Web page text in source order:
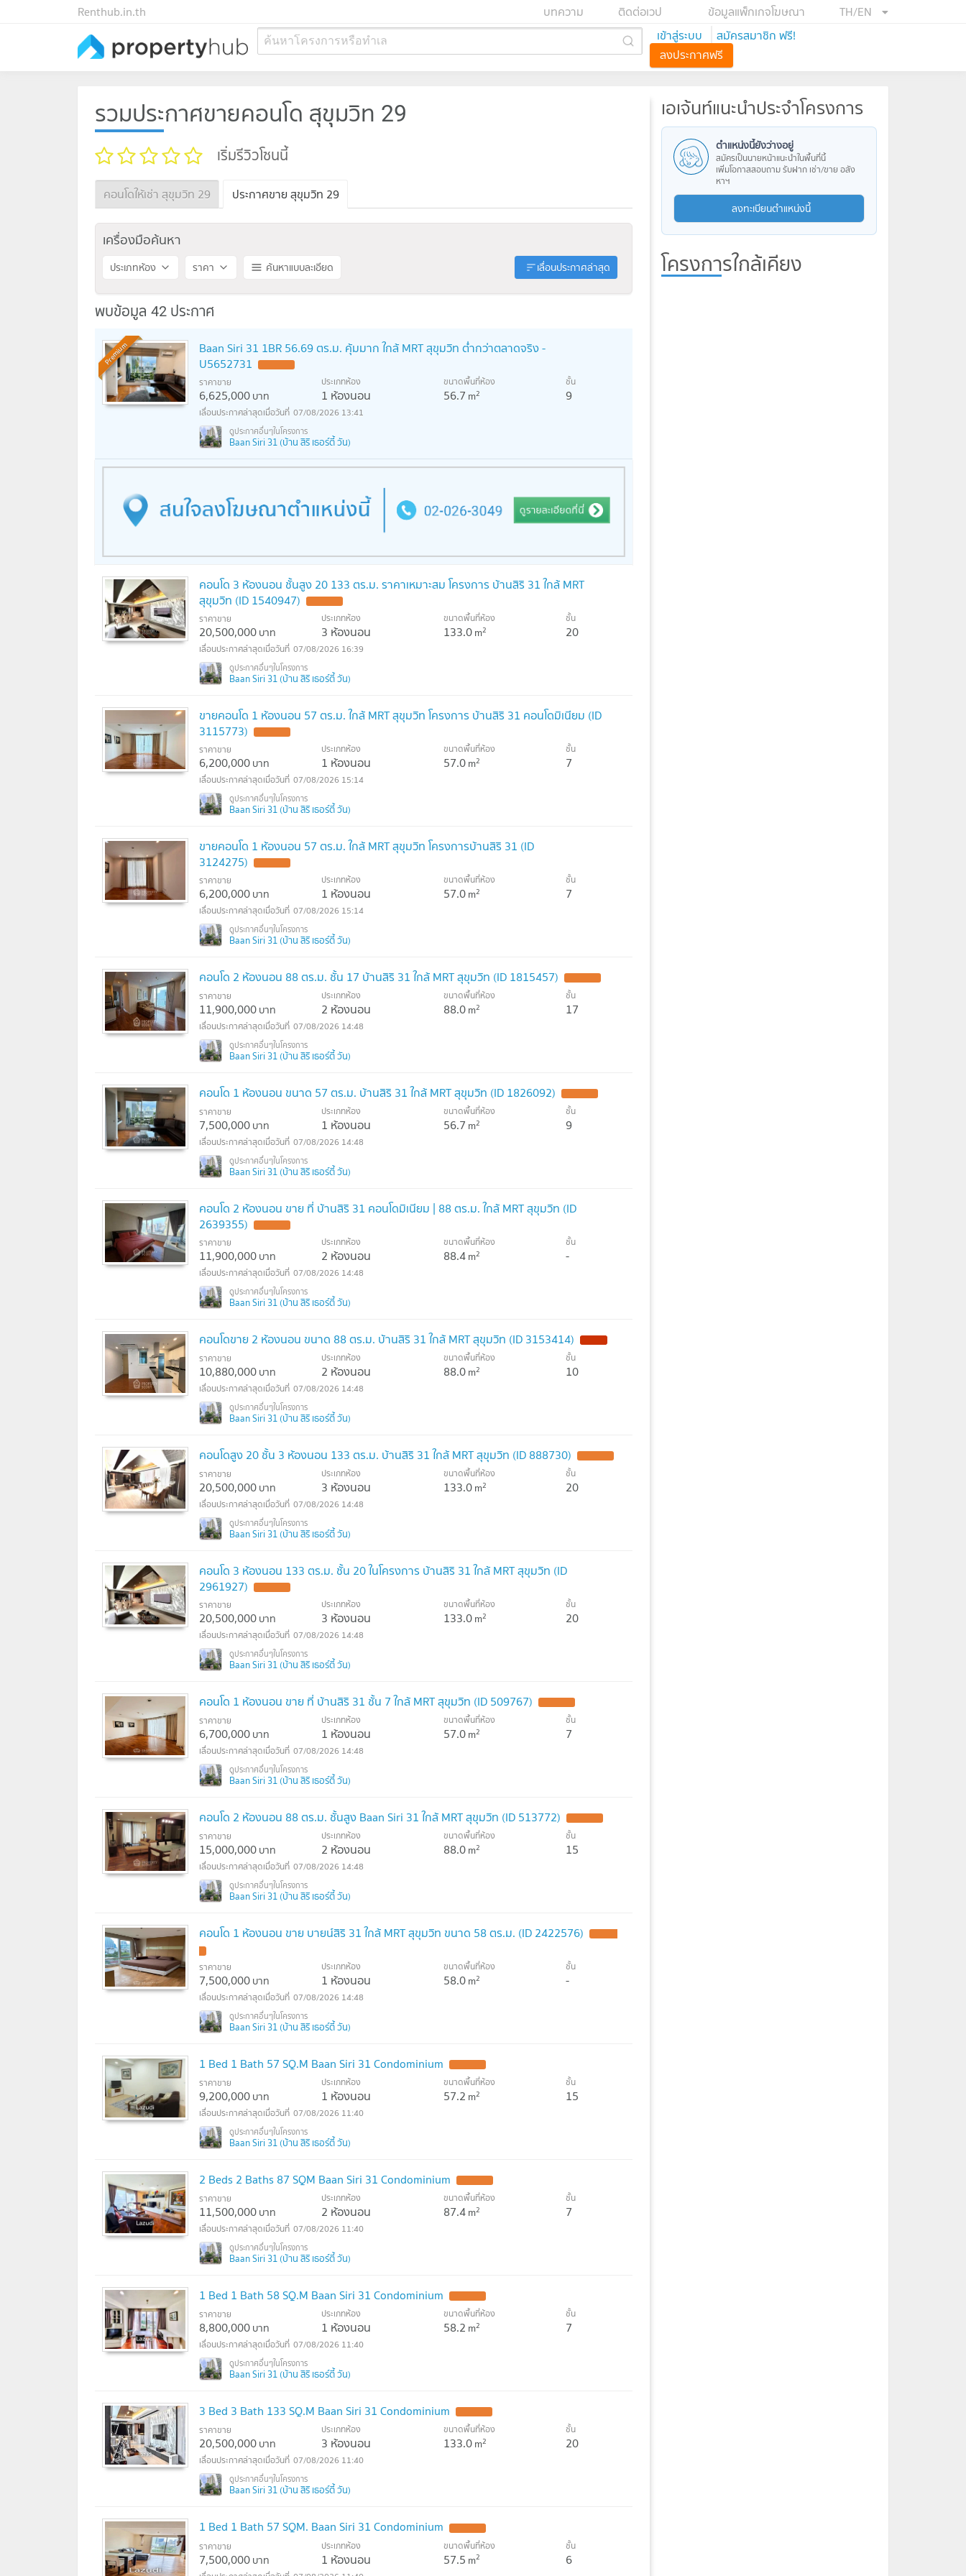
TH/EN
ข้อมูลแพ็กเกจโฆษณา
ติดต่อเวป
บทความ
Renthub.in.th
ค้นหาโครงการหรือทำเล เข้าสู่ระบบ
สมัครสมาชิก ฟรี!
ลงประกาศฟรี
รวมประกาศขายคอนโด สุขุมวิท 29
เริ่มรีวิวโซนนี้
คอนโดให้เช่า สุขุมวิท 29 ประกาศขาย สุขุมวิท 29
เครื่องมือค้นหา
ประเภทห้อง ราคา ค้นหาแบบละเอียด เลื่อนประกาศล่าสุด
พบข้อมูล 42 ประกาศ
Premium
Baan Siri 31 1BR 56.69 ตร.ม. คุ้มมาก ใกล้ MRT สุขุมวิท ต่ำกว่าตลาดจริง -
U5652731
ราคาขาย
6,625,000บาท
ประเภทห้อง
1 ห้องนอน
ขนาดพื้นที่ห้อง
56.7 m2
ชั้น
9
07/08/2026 13:41
Baan Siri 31 (บ้าน สิริ เธอร์ตี้ วัน)
คอนโด 3 ห้องนอน ชั้นสูง 20 133 ตร.ม. ราคาเหมาะสม โครงการ บ้านสิริ 31 ใกล้ MRT
สุขุมวิท (ID 1540947)
ราคาขาย
20,500,000บาท
ประเภทห้อง
3 ห้องนอน
ขนาดพื้นที่ห้อง
133.0m2
ชั้น
20
07/08/2026 16:39
Baan Siri 31 (บ้าน สิริ เธอร์ตี้ วัน)
ขายคอนโด 1 ห้องนอน 57 ตร.ม. ใกล้ MRT สุขุมวิท โครงการ บ้านสิริ 31 คอนโดมิเนียม (ID
3115773)
ราคาขาย
6,200,000บาท
ประเภทห้อง
1 ห้องนอน
ขนาดพื้นที่ห้อง
57.0m2
ชั้น
7
07/08/2026 15:14
Baan Siri 31 (บ้าน สิริ เธอร์ตี้ วัน)
ขายคอนโด 1 ห้องนอน 57 ตร.ม. ใกล้ MRT สุขุมวิท โครงการบ้านสิริ 31 (ID
3124275)
ราคาขาย
6,200,000บาท
ประเภทห้อง
1 ห้องนอน
ขนาดพื้นที่ห้อง
57.0m2
ชั้น
7
07/08/2026 15:14
Baan Siri 31 (บ้าน สิริ เธอร์ตี้ วัน)
คอนโด 2 ห้องนอน 88 ตร.ม. ชั้น 17 บ้านสิริ 31 ใกล้ MRT สุขุมวิท (ID 1815457)
ราคาขาย
11,900,000บาท
ประเภทห้อง
2 ห้องนอน
ขนาดพื้นที่ห้อง
88.0m2
ชั้น
17
07/08/2026 14:48
Baan Siri 31 (บ้าน สิริ เธอร์ตี้ วัน)
คอนโด 1 ห้องนอน ขนาด 57 ตร.ม. บ้านสิริ 31 ใกล้ MRT สุขุมวิท (ID 1826092)
ราคาขาย
7,500,000บาท
ประเภทห้อง
1 ห้องนอน
ขนาดพื้นที่ห้อง
56.7 m2
ชั้น
9
07/08/2026 14:48
Baan Siri 31 (บ้าน สิริ เธอร์ตี้ วัน)
คอนโด 2 ห้องนอน ขาย ที่ บ้านสิริ 31 คอนโดมิเนียม | 88 ตร.ม. ใกล้ MRT สุขุมวิท (ID
2639355)
ราคาขาย
11,900,000บาท
ประเภทห้อง
2 ห้องนอน
ขนาดพื้นที่ห้อง
88.4m2
ชั้น
-
07/08/2026 14:48
Baan Siri 31 (บ้าน สิริ เธอร์ตี้ วัน)
คอนโดขาย 2 ห้องนอน ขนาด 88 ตร.ม. บ้านสิริ 31 ใกล้ MRT สุขุมวิท (ID 3153414)
ราคาขาย
10,880,000บาท
ประเภทห้อง
2 ห้องนอน
ขนาดพื้นที่ห้อง
88.0m2
ชั้น
10
07/08/2026 14:48
Baan Siri 31 (บ้าน สิริ เธอร์ตี้ วัน)
คอนโดสูง 20 ชั้น 3 ห้องนอน 133 ตร.ม. บ้านสิริ 31 ใกล้ MRT สุขุมวิท (ID 888730)
ราคาขาย
20,500,000บาท
ประเภทห้อง
3 ห้องนอน
ขนาดพื้นที่ห้อง
133.0m2
ชั้น
20
07/08/2026 14:48
Baan Siri 31 (บ้าน สิริ เธอร์ตี้ วัน)
คอนโด 3 ห้องนอน 133 ตร.ม. ชั้น 20 ในโครงการ บ้านสิริ 31 ใกล้ MRT สุขุมวิท (ID
2961927)
ราคาขาย
20,500,000บาท
ประเภทห้อง
3 ห้องนอน
ขนาดพื้นที่ห้อง
133.0m2
ชั้น
20
07/08/2026 14:48
Baan Siri 31 (บ้าน สิริ เธอร์ตี้ วัน)
คอนโด 1 ห้องนอน ขาย ที่ บ้านสิริ 31 ชั้น 7 ใกล้ MRT สุขุมวิท (ID 509767)
ราคาขาย
6,700,000บาท
ประเภทห้อง
1 ห้องนอน
ขนาดพื้นที่ห้อง
57.0m2
ชั้น
7
07/08/2026 14:48
Baan Siri 31 (บ้าน สิริ เธอร์ตี้ วัน)
คอนโด 2 ห้องนอน 88 ตร.ม. ชั้นสูง Baan Siri 31 ใกล้ MRT สุขุมวิท (ID 513772)
ราคาขาย
15,000,000บาท
ประเภทห้อง
2 ห้องนอน
ขนาดพื้นที่ห้อง
88.0m2
ชั้น
15
07/08/2026 14:48
Baan Siri 31 (บ้าน สิริ เธอร์ตี้ วัน)
คอนโด 1 ห้องนอน ขาย บายน์สิริ 31 ใกล้ MRT สุขุมวิท ขนาด 58 ตร.ม. (ID 2422576)
ราคาขาย
7,500,000บาท
ประเภทห้อง
1 ห้องนอน
ขนาดพื้นที่ห้อง
58.0m2
ชั้น
-
07/08/2026 14:48
Baan Siri 31 (บ้าน สิริ เธอร์ตี้ วัน)
1 Bed 1 Bath 57 SQ.M Baan Siri 31 Condominium
ราคาขาย
9,200,000บาท
ประเภทห้อง
1 ห้องนอน
ขนาดพื้นที่ห้อง
57.2 m2
ชั้น
15
07/08/2026 11:40
Baan Siri 31 (บ้าน สิริ เธอร์ตี้ วัน)
2 Beds 2 Baths 87 SQM Baan Siri 31 Condominium
ราคาขาย
11,500,000บาท
ประเภทห้อง
2 ห้องนอน
ขนาดพื้นที่ห้อง
87.4m2
ชั้น
7
07/08/2026 11:40
Baan Siri 31 (บ้าน สิริ เธอร์ตี้ วัน)
1 Bed 1 Bath 58 SQ.M Baan Siri 31 Condominium
ราคาขาย
8,800,000บาท
ประเภทห้อง
1 ห้องนอน
ขนาดพื้นที่ห้อง
58.2 m2
ชั้น
7
07/08/2026 11:40
Baan Siri 31 (บ้าน สิริ เธอร์ตี้ วัน)
3 Bed 3 Bath 133 SQ.M Baan Siri 31 Condominium
ราคาขาย
20,500,000บาท
ประเภทห้อง
3 ห้องนอน
ขนาดพื้นที่ห้อง
133.0m2
ชั้น
20
07/08/2026 11:40
Baan Siri 31 (บ้าน สิริ เธอร์ตี้ วัน)
1 Bed 1 Bath 57 SQM. Baan Siri 31 Condominium
ราคาขาย
7,500,000บาท
ประเภทห้อง
1 ห้องนอน
ขนาดพื้นที่ห้อง
57.5 m2
ชั้น
6
เอเจ้นท์แนะนำประจำโครงการ
ตำแหน่งนี้ยังว่างอยู่
สมัครเป็นนายหน้าแนะนำในพื้นที่นี้
เพิ่มโอกาสสอบถาม รับฝาก เช่า/ขาย อสัง
หาฯ
ลงทะเบียนตำแหน่งนี้
โครงการใกล้เคียง